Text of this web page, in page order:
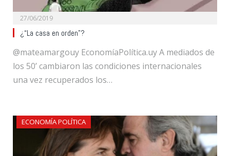
27/06/2019
¿“La casa en orden”?
@mateamargouy EconomíaPolítica.uy A mediados de
los 50’ cambiaron las condiciones internacionales
una vez recuperados los…
ECONOMÍA POLÍTICA